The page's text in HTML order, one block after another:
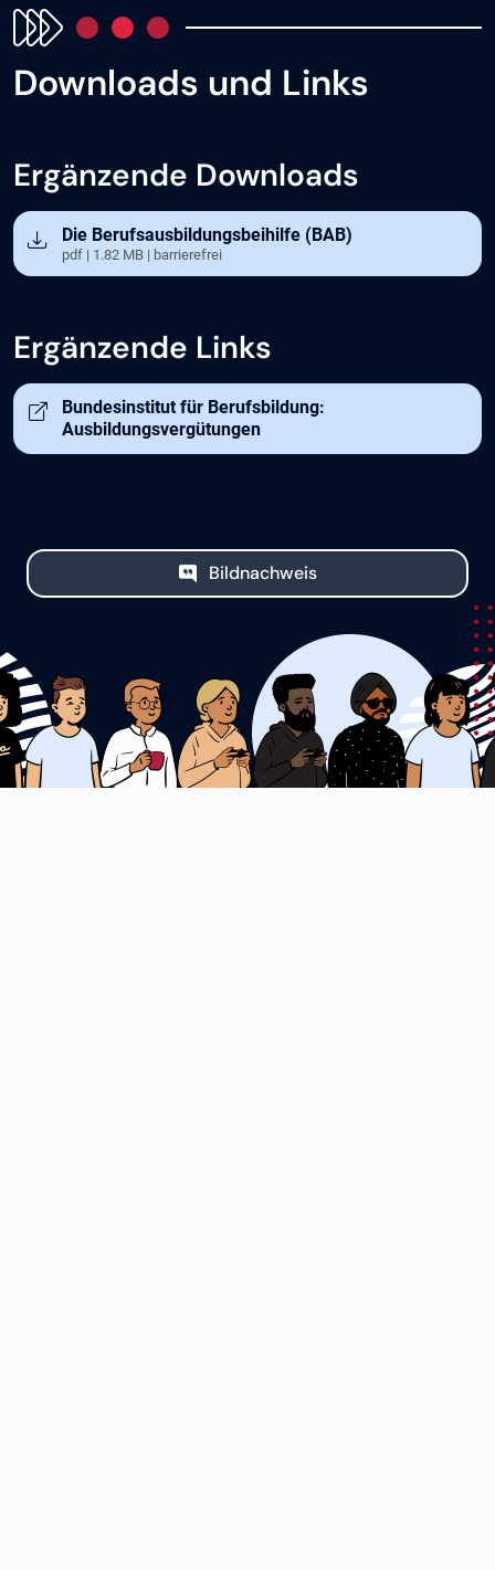
Downloads und Links
Ergänzende Downloads
Öffnet in neuem Tab
Die Berufsausbildungsbeihilfe (BAB)
pdf | 1.82 MB | barrierefrei
Ergänzende Links
Öffnet in neuem Tab
Bundesinstitut für Berufsbildung:
Ausbildungsvergütungen
Bildnachweis